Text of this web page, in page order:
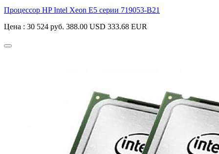
Процессор HP Intel Xeon E5 серии 719053-B21
Цена : 30 524 руб. 388.00 USD 333.68 EUR